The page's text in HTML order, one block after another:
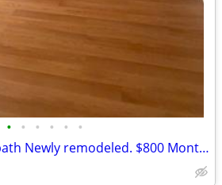
• • • • • •
Nice house 2bed /1bath Newly remodeled. $800 Monthly Rent! CALL NOW!!!